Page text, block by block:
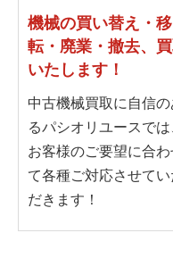
機械の買い替え・移
転・ 廃業・撤去、
いたします！
中古機械買取に自信の
るパシオリユースでは
お客様のご要望に合
て各種ご対応させてい
だきます！